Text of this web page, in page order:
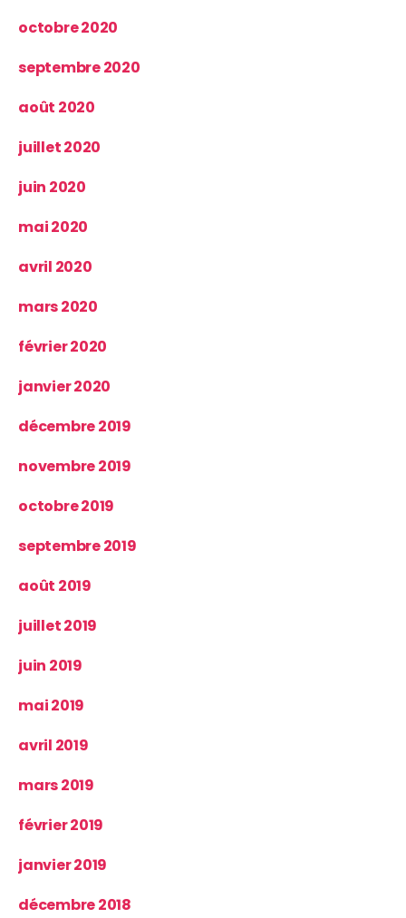
octobre 2020
septembre 2020
août 2020
juillet 2020
juin 2020
mai 2020
avril 2020
mars 2020
février 2020
janvier 2020
décembre 2019
novembre 2019
octobre 2019
septembre 2019
août 2019
juillet 2019
juin 2019
mai 2019
avril 2019
mars 2019
février 2019
janvier 2019
décembre 2018